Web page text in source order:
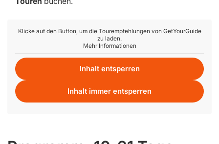
Klicke auf den Button, um die Tourempfehlungen von GetYourGuide
zu laden.
Mehr Informationen
Inhalt entsperren
Inhalt immer entsperren